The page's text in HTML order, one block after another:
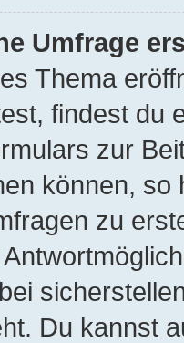
Umfrage
Thema
findest du
zur
können,
zu
Du kannst